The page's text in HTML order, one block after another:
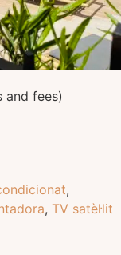
and fees)
,
, TV satèl·lit